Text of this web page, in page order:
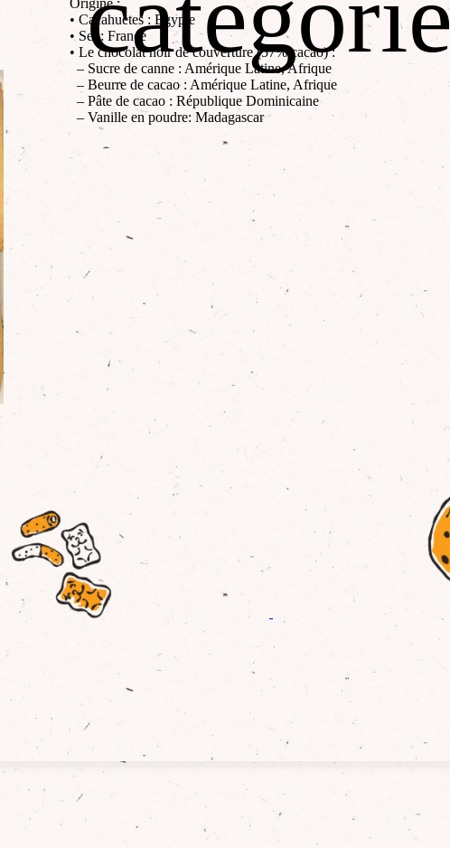
• Cacahuètes : Egypte
• Sel : France
• Le chocolat noir de couverture (57% cacao) :
– Sucre de canne : Amérique Latine, Afrique
– Beurre de cacao : Amérique Latine, Afrique
– Pâte de cacao : République Dominicaine
– Vanille en poudre: Madagascar